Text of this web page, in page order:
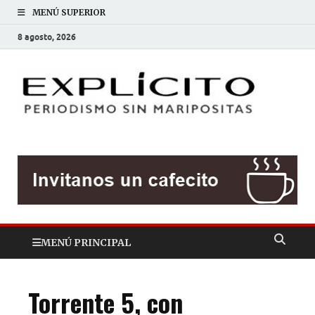
MENÚ SUPERIOR
8 agosto, 2026
MENÚ PRINCIPAL
Torrente 5, con